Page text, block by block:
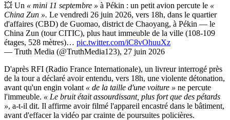
💥 Un « mini 11 septembre » à Pékin : un petit avion percute le «
China Zun ». Le vendredi 26 juin 2026, vers 18h, dans le quartier
d'affaires (CBD) de Guomao, district de Chaoyang, à Pékin — le
China Zun (tour CITIC), plus haut immeuble de la ville (108-109
étages, 528 mètres)… pic.twitter.com/iC8vOhuuXz
— Truth Media (@TruthMedia123), 27 juin 2026
D'après RFI (Radio France Internationale), un livreur interrogé près
de la tour a déclaré avoir entendu, vers 18h, une violente détonation,
avant qu'un engin volant « de la taille d'une voiture » ne percute
l'immeuble. « Le bruit était assourdissant, plus fort que des pétards
», a-t-il dit. Il affirme avoir filmé l'appareil encastré dans le bâtiment,
avant d'effacer la vidéo par crainte de poursuites policières.